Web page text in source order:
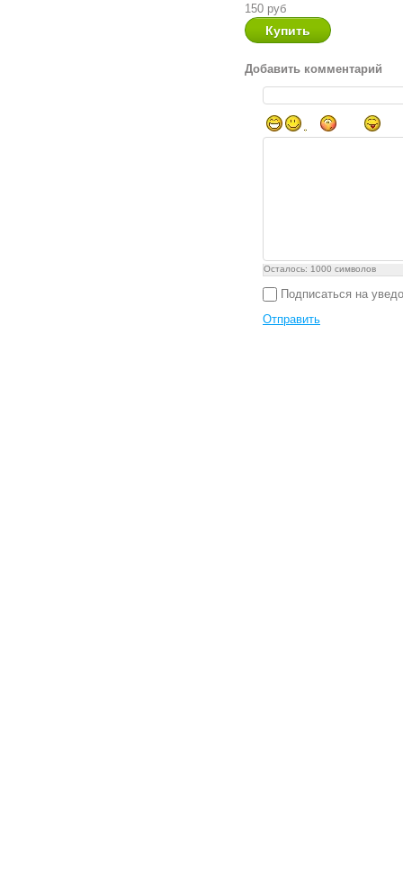
150 руб
Добавить комментарий
Осталось: 1000 символов
Подписаться на
Отправить